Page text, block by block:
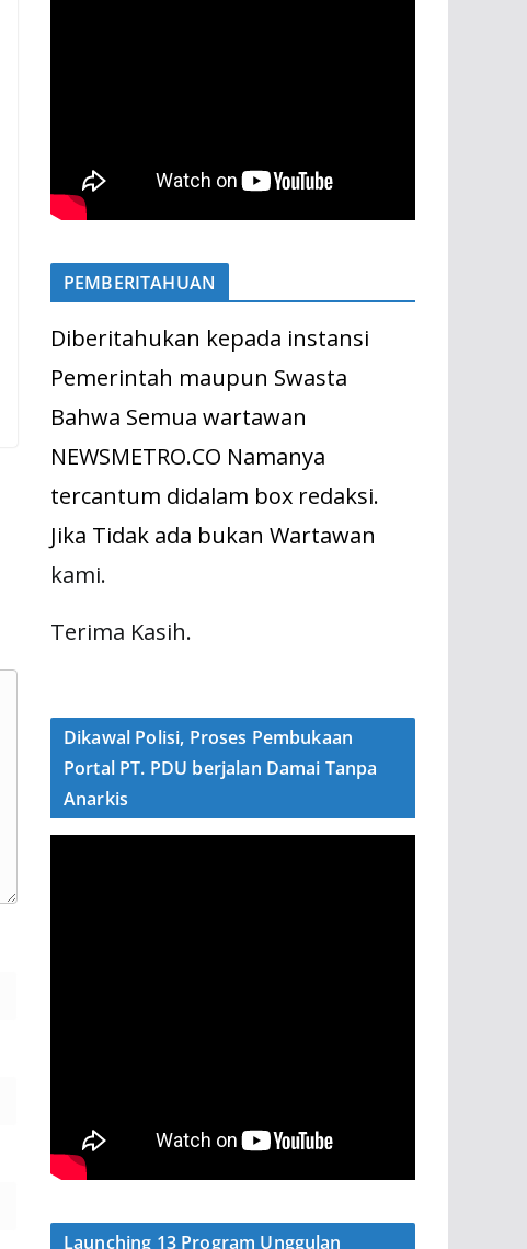
PEMBERITAHUAN
Diberitahukan kepada instansi
Pemerintah maupun Swasta
Bahwa Semua wartawan
NEWSMETRO.CO Namanya
tercantum didalam box redaksi.
Jika Tidak ada bukan Wartawan
kami.
Terima Kasih.
Dikawal Polisi, Proses Pembukaan
Portal PT. PDU berjalan Damai Tanpa
Anarkis
Launching 13 Program Unggulan